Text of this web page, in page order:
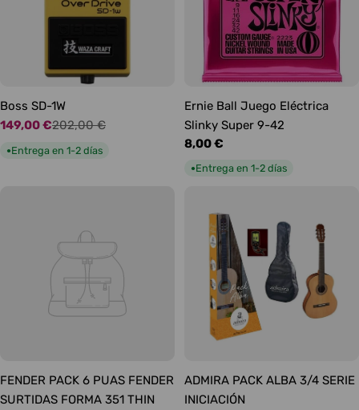
Boss SD-1W
Precio
de
149,00 €
Precio
habitual
202,00 €
●Entrega en 1-2 días
Ernie Ball Juego Eléctrica
Slinky Super 9-42
Precio
habitual
8,00 €
●Entrega en 1-2 días
FENDER PACK 6 PUAS FENDER
SURTIDAS FORMA 351 THIN
ADMIRA PACK ALBA 3/4 SERIE
INICIACIÓN